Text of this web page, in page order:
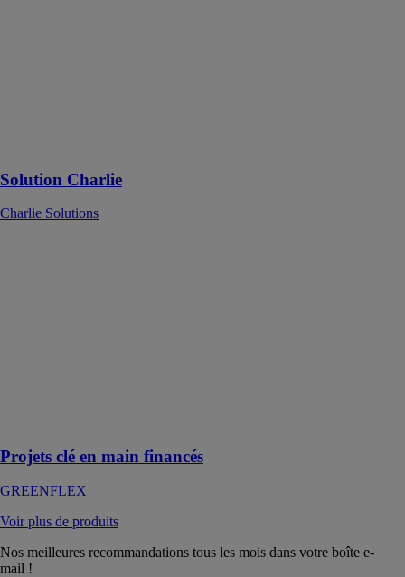
Solution Charlie
Charlie Solutions
Projets clé en main financés
GREENFLEX
Voir plus de produits
Nos meilleures recommandations tous les mois dans votre boîte e-
mail !